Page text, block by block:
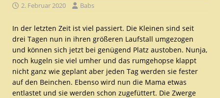
2. Februar 2020 Babs
In der letzten Zeit ist viel passiert. Die Kleinen sind seit
drei Tagen nun in ihren größeren Laufstall umgezogen
und können sich jetzt bei genügend Platz austoben. Nunja,
noch kugeln sie viel umher und das rumgehopse klappt
nicht ganz wie geplant aber jeden Tag werden sie fester
auf den Beinchen. Ebenso wird nun die Mama etwas
entlastet und sie werden schon zugefüttert. Die Zwerge